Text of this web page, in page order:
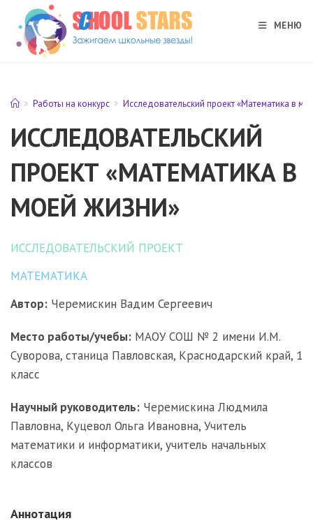
Перейти
содержимому
МЕНЮ
> Работы на конкурс > Исследовательский проект «Математика в
ИССЛЕДОВАТЕЛЬСКИЙ
ПРОЕКТ «МАТЕМАТИКА В
МОЕЙ ЖИЗНИ»
ИССЛЕДОВАТЕЛЬСКИЙ ПРОЕКТ
МАТЕМАТИКА
Автор: Черемискин Вадим Сергеевич
Место работы/учебы: МАОУ СОШ № 2 имени И.М.
Суворова, станица Павловская, Краснодарский край, 1
класс
Научный руководитель: Черемискина Людмила
Павловна, Куцевол Ольга Ивановна, Учитель
математики и информатики, учитель начальных
классов
Аннотация